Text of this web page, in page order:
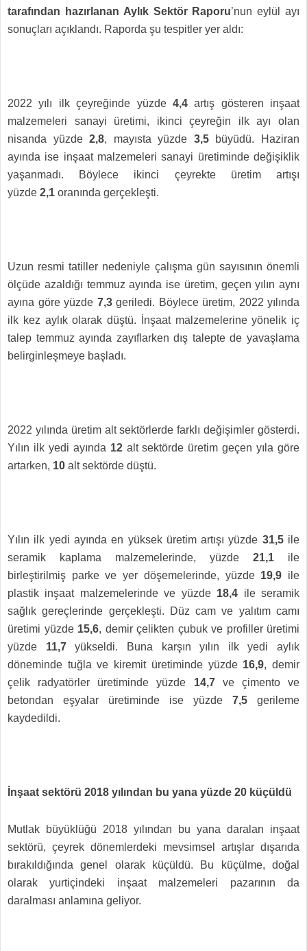
tarafından hazırlanan Aylık Sektör Raporu’nun eylül ayı
sonuçları açıklandı. Raporda şu tespitler yer aldı:
2022 yılı ilk çeyreğinde yüzde 4,4artış gösteren inşaat
malzemeleri sanayi üretimi, ikinci çeyreğin ilk ayı olan
nisanda yüzde2,8, mayısta yüzde 3,5büyüdü. Haziran
ayında ise inşaat malzemeleri sanayi üretiminde değişiklik
yaşanmadı. Böylece ikinci çeyrekte üretim artışı
yüzde 2,1 oranında gerçekleşti.
Uzun resmi tatiller nedeniyle çalışma gün sayısının önemli
ölçüde azaldığı temmuz ayında ise üretim, geçen yılın aynı
ayına göre yüzde 7,3geriledi. Böylece üretim, 2022 yılında
ilk kez aylık olarak düştü. İnşaat malzemelerine yönelik iç
talep temmuz ayında zayıflarken dış talepte de yavaşlama
belirginleşmeye başladı.
2022 yılında üretim alt sektörlerde farklı değişimler gösterdi.
Yılın ilk yedi ayında 12alt sektörde üretim geçen yıla göre
artarken, 10 alt sektörde düştü.
Yılın ilk yedi ayında en yüksek üretim artışı yüzde 31,5ile
seramik kaplama malzemelerinde, yüzde 21,1 ile
birleştirilmiş parke ve yer döşemelerinde, yüzde 19,9 ile
plastik inşaat malzemelerinde ve yüzde 18,4 ile seramik
sağlık gereçlerinde gerçekleşti. Düz cam ve yalıtım camı
üretimi yüzde 15,6, demir çelikten çubuk ve profiller üretimi
yüzde 11,7yükseldi. Buna karşın yılın ilk yedi aylık
döneminde tuğla ve kiremit üretiminde yüzde 16,9, demir
çelik radyatörler üretiminde yüzde 14,7ve çimento ve
betondan eşyalar üretiminde ise yüzde 7,5 gerileme
kaydedildi.
İnşaat sektörü 2018 yılından bu yana yüzde 20 küçüldü
Mutlak büyüklüğü 2018 yılından bu yana daralan inşaat
sektörü, çeyrek dönemlerdeki mevsimsel artışlar dışarıda
bırakıldığında genel olarak küçüldü. Bu küçülme, doğal
olarak yurtiçindeki inşaat malzemeleri pazarının da
daralması anlamına geliyor.